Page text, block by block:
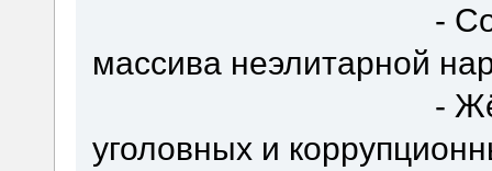
- Создание с
массива неэлитарной
- Жёсткие
уголовных и